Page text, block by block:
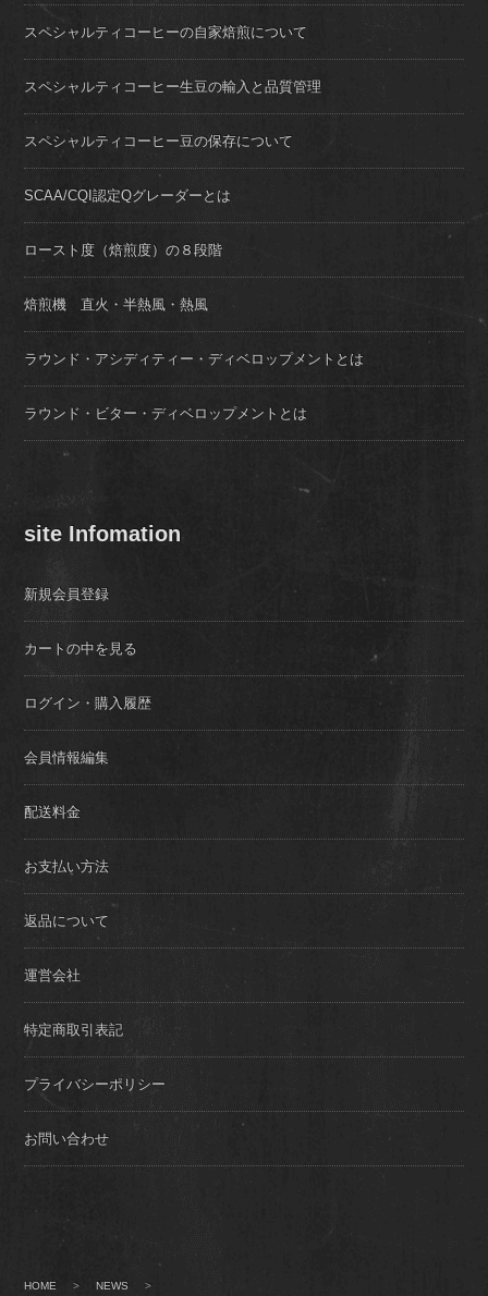
スペシャルティコーヒーの自家焙煎について
スペシャルティコーヒー生豆の輸入と品質管理
スペシャルティコーヒー豆の保存について
SCAA/CQI認定Qグレーダーとは
ロースト度（焙煎度）の８段階
焙煎機 直火・半熱風・熱風
ラウンド・アシディティー・ディベロップメントとは
ラウンド・ビター・ディベロップメントとは
site Infomation
新規会員登録
カートの中を見る
ログイン・購入履歴
会員情報編集
配送料金
お支払い方法
返品について
運営会社
特定商取引表記
プライバシーポリシー
お問い合わせ
HOME > NEWS >